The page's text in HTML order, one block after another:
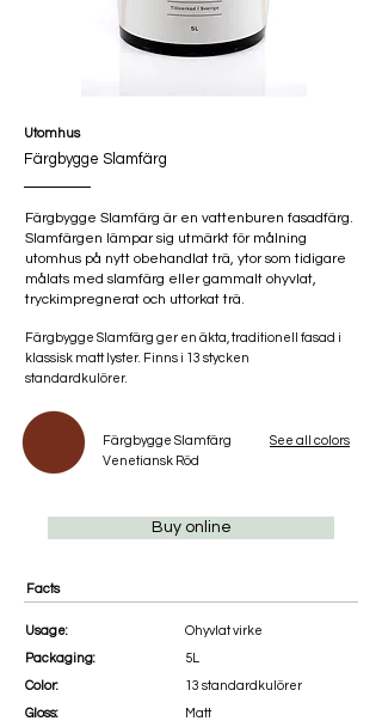
Utomhus
Färgbygge Slamfärg
Färgbygge Slamfärg är en vattenburen fasadfärg.
Slamfärgen lämpar sig utmärkt för målning
utomhus på nytt obehandlat trä, ytor som tidigare
målats med slamfärg eller gammalt ohyvlat,
tryckimpregnerat och uttorkat trä.
Färgbygge Slamfärg ger en äkta, traditionell fasad i
klassisk matt lyster. Finns i 13 stycken
standardkulörer.
Färgbygge Slamfärg
Venetiansk Röd
See all colors
Buy online
Facts
Usage:
Packaging:
Color:
Gloss:
Ohyvlat virke
5L
13 standardkulörer
Matt